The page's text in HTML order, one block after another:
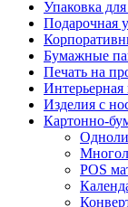
Упаковка
Подарочная
Бумажные
Печать на
Интерьерная
Изделия с
Картонно-
POS